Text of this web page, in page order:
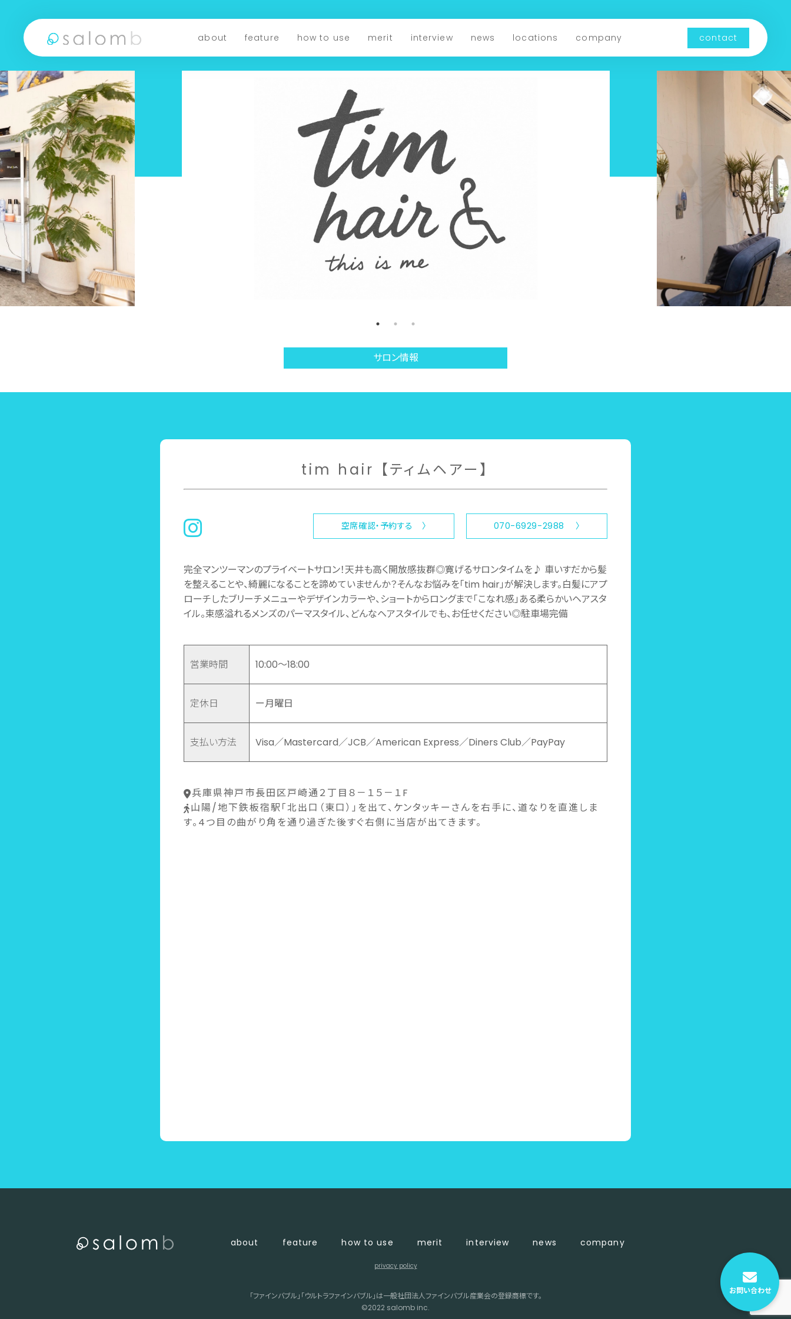
about feature how to use merit interview news locations company contact
お問い合わせ
サロン情報
tim hair 【ティムヘアー】
空席確認・予約する 〉 070-6929-2988 〉
完全マンツーマンのプライベートサロン！天井も高く開放感抜群◎寛げるサロンタイムを♪ 車いすだから髪
を整えることや、綺麗になることを諦めていませんか？そんなお悩みを「tim hair」が解決します。白髪にアプ
ローチしたブリーチメニューやデザインカラーや、ショートからロングまで「こなれ感」ある柔らかいヘアスタ
イル。束感溢れるメンズのパーマスタイル、どんなヘアスタイルでも、お任せください◎駐車場完備
営業時間 10:00～18:00
定休日 ー月曜日
支払い方法 Visa／Mastercard／JCB／American Express／Diners Club／PayPay
兵庫県神戸市長田区戸崎通２丁目８－１５－１F
山陽/地下鉄板宿駅「北出口（東口）」を出て、ケンタッキーさんを右手に、道なりを直進しま
す。4つ目の曲がり角を通り過ぎた後すぐ右側に当店が出てきます。
about feature how to use merit interview news company
privacy policy
「ファインバブル」「ウルトラファインバブル」は一般社団法人ファインバブル産業会の登録商標です。
©︎2022 salomb inc.